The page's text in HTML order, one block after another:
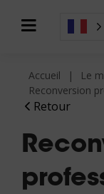
Retour
Accueil
Le
Reconversion